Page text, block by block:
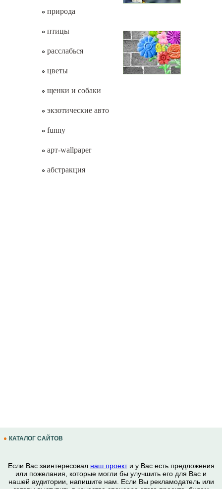
природа
птицы
расслабься
цветы
щенки и собаки
экзотические авто
funny
арт-wallpaper
абстракция
КАТАЛОГ САЙТОВ
Если Вас заинтересовал наш проекти у Вас есть предложения
или пожелания, которые могли бы улучшить его для Вас и
нашей аудитории, напишите нам. Если Вы рекламодатель или